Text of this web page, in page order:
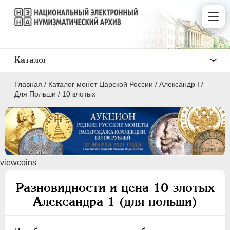
Главная / Каталог монет Царской России / Александр I /
Для Польши / 10 злотых
viewcoins
Разновидности и цена 10 злотых
Александра 1 (для польши)
Каталог
ПEТР I 1699 - 1725
ЕКАТЕРИНА I
АННА ИОАННОВНА 1730-1740
ИОАНН АНТОНОВИЧ 1740-1741